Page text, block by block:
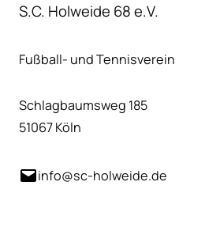
S.C. Holweide 68 e.V.
Fußball- und Tennisverein
Schlagbaumsweg 185
51067 Köln
info@sc-holweide.de